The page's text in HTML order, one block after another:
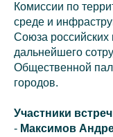
Комиссии по
среде и
Союза
дальнейшего
Общественной
городов.
Участники
- Максимов